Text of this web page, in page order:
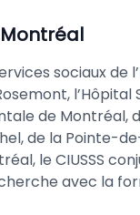
sociaux de
l’Hôpital
de Montréal,
de la Pointe-
le CIUSSS
avec la